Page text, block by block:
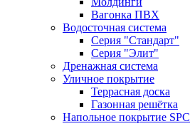
Вагонка ПВХ
Водосточная система
Серия "Стандарт"
Серия "Элит"
Дренажная система
Уличное покрытие
Террасная доска
Газонная решётка
Напольное покрытие SPC